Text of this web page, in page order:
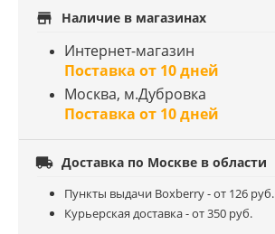
store Наличие в магазинах
Интернет-магазин
Поставка от 10 дней
Москва, м.Дубровка
Поставка от 10 дней
 Доставка по Москве в области
Пункты выдачи Boxberry - от 126 руб.
Курьерская доставка - от 350 руб.